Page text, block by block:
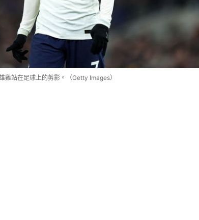
雞站在足球上的剪影。（Getty Images）